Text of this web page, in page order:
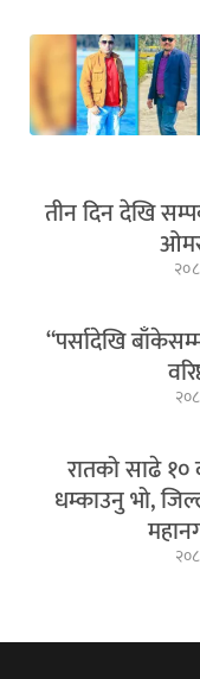
तीन दिन देखि
“पर्सादेखि
रातको साढे
धम्काउनु भो,